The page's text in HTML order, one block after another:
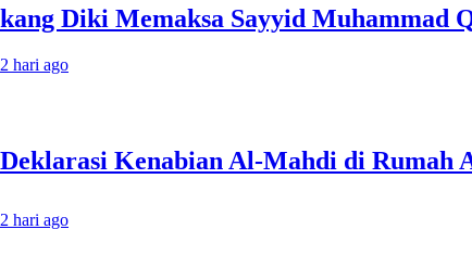
kang Diki Memaksa Sayyid Muhammad
2 hari ago
2 hari ago